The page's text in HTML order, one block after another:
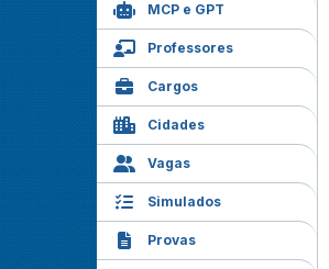
MCP e GPT
Professores
Cargos
Cidades
Vagas
Simulados
Provas